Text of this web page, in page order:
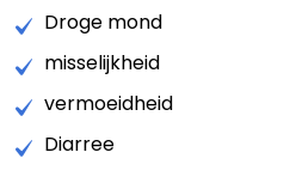
Droge mond
misselijkheid
vermoeidheid
Diarree